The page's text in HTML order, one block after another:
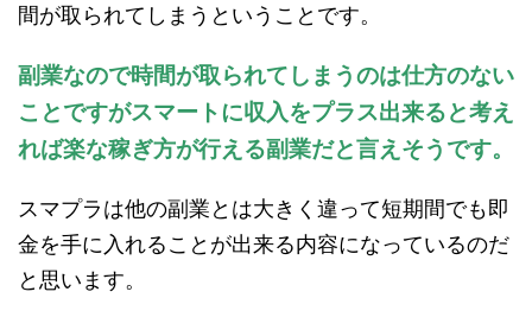
間が取られてしまうということです。
副業なので時間が取られてしまうのは仕方のない
ことですがスマートに収入をプラス出来ると考え
れば楽な稼ぎ方が行える副業だと言えそうです。
スマプラは他の副業とは大きく違って短期間でも即
金を手に入れることが出来る内容になっているのだ
と思います。